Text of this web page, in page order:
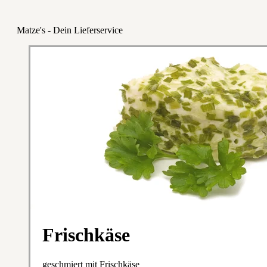
Matze's - Dein Lieferservice
Frischkäse
geschmiert mit Frischkäse